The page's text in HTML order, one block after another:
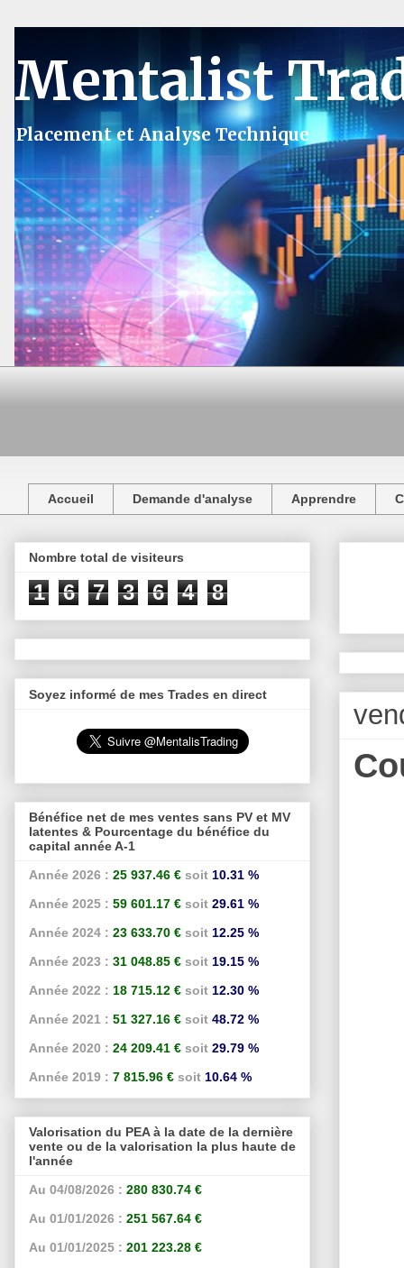
Mentalist
Placement et Analyse Technique
Accueil Demande d'analyse Apprendre
Nombre total de visiteurs
1 6 7 3 6 4 8
Soyez informé de mes Trades en direct
Bénéfice net de mes ventes sans PV et MV
latentes & Pourcentage du bénéfice du
capital année A-1
Année 2026 : 25 937.46 € soit 10.31 %
Année 2025 : 59 601.17 € soit 29.61 %
Année 2024 : 23 633.70 € soit 12.25 %
Année 2023 : 31 048.85 € soit 19.15 %
Année 2022 : 18 715.12 € soit 12.30 %
Année 2021 : 51 327.16 € soit 48.72 %
Année 2020 : 24 209.41 € soit 29.79 %
Année 2019 : 7 815.96 € soit 10.64 %
Valorisation du PEA à la date de la dernière
vente ou de la valorisation la plus haute de
l'année
Au 04/08/2026 : 280 830.74 €
Au 01/01/2026 : 251 567.64 €
Au 01/01/2025 : 201 223.28 €